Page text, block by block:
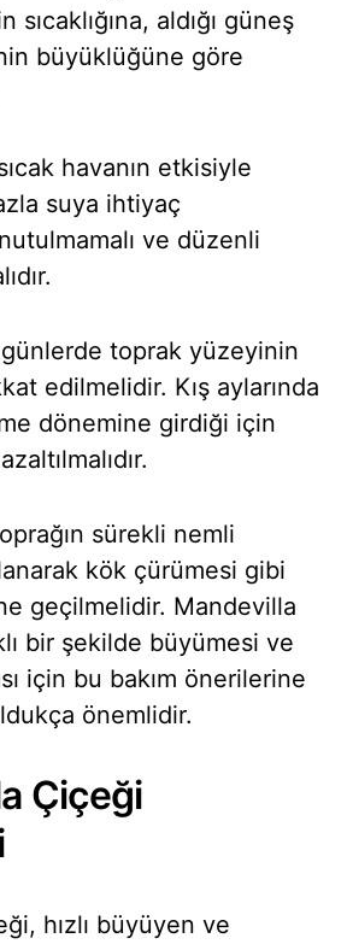
aldığı güneş
büyüklüğüne göre
havanın etkisiyle
suya ihtiyaç
ve düzenli
toprak yüzeyinin
edilmelidir. Kış aylarında
dönemine girdiği için
sürekli nemli
kök çürümesi gibi
geçilmelidir. Mandevilla
bir şekilde büyümesi ve
için bu bakım önerilerine
önemlidir.
Çiçeği
hızlı büyüyen ve